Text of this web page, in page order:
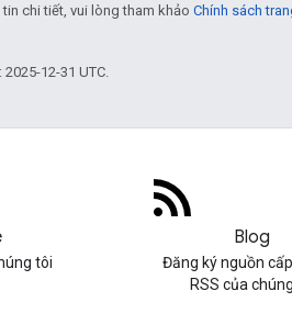
tin chi tiết, vui lòng tham khảo Chính sách
2025-12-31 UTC.
tôi
Blog
Đăng ký nguồn
RSS của